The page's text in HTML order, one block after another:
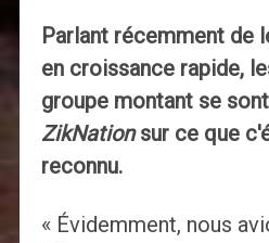
Parlant récemment de
en croissance rapide,
groupe montant se
ZikNationsur ce que
reconnu.
« Évidemment, nous